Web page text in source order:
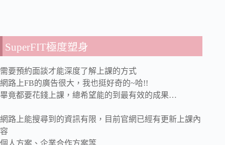
SuperFIT極度塑身
需要預約面談才能深度了解上課的方式
網路上FB的廣告很大，我也挺好奇的~哈!!
畢竟都要花錢上課，總希望能的到最有效的成果…
網路上能搜尋到的資訊有限，目前官網已經有更新上課內
容